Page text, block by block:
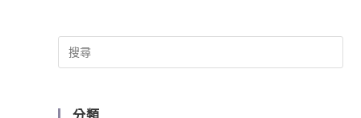
分類